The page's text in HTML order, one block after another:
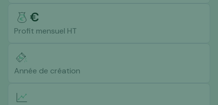
€
Profit mensuel HT
Année de création